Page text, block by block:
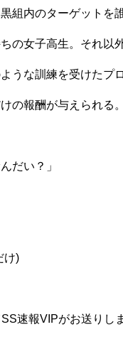
組内のターゲットを
の女子高生。それ以
うな訓練を受けたプ
の報酬が与えられる
だい？」
け)
速報VIPがお送りし